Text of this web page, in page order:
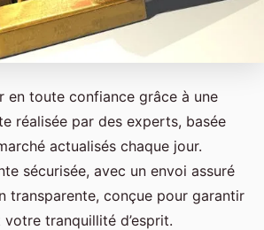
en toute confiance grâce à une
réalisée par des experts, basée
actualisés chaque jour.
sécurisée, avec un envoi assuré
transparente, conçue pour garantir
tranquillité d’esprit.